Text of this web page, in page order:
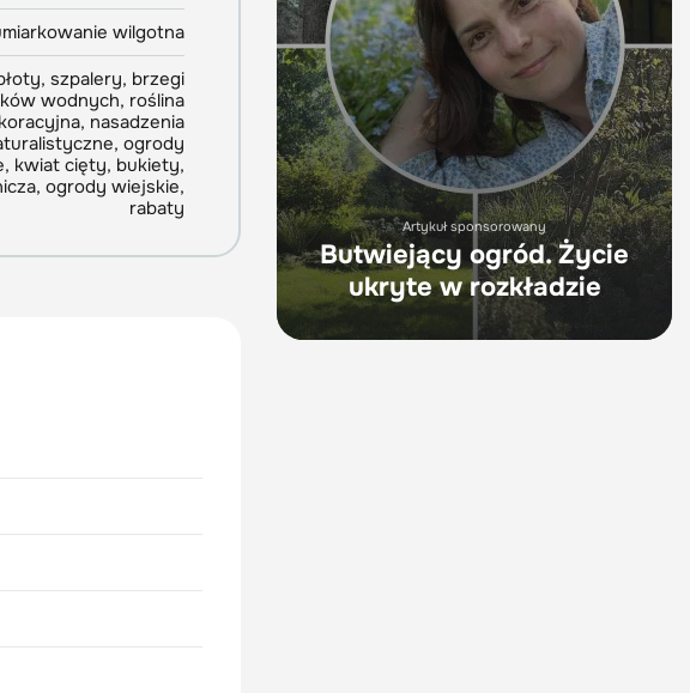
wilgotna
szpalery, brzegi
wodnych, roślina
nasadzenia
ogrody
kwiat cięty, bukiety,
ogrody wiejskie,
rabaty
Artykuł sponsorowany
Butwiejący ogród. Życie
ukryte w rozkładzie